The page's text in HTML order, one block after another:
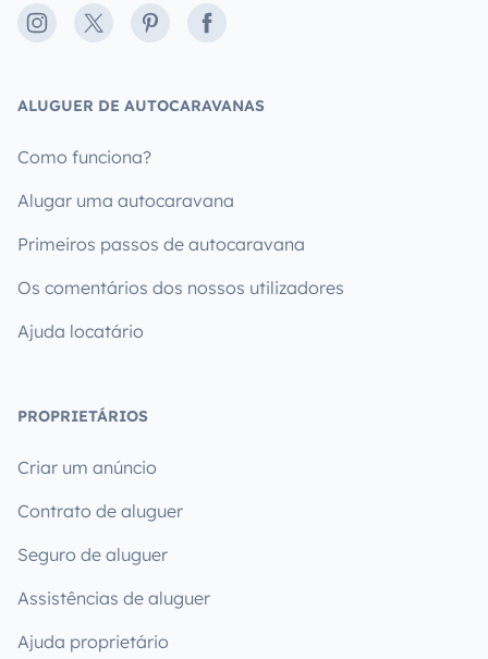
Instagram
X PinterestFacebook
ALUGUER DE AUTOCARAVANAS
Como funciona?
Alugar uma autocaravana
Primeiros passos de autocaravana
Os comentários dos nossos utilizadores
Ajuda locatário
PROPRIETÁRIOS
Criar um anúncio
Contrato de aluguer
Seguro de aluguer
Assistências de aluguer
Ajuda proprietário